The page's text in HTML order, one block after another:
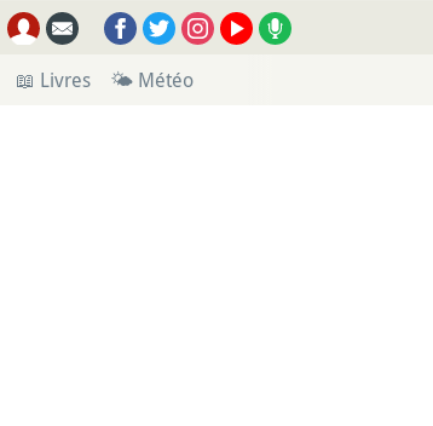
📖 Livres 🌤 Météo